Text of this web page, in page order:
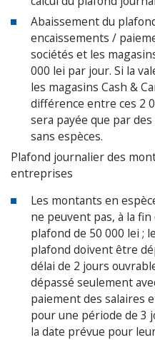
Abaissement du
encaissements /
sociétés et les
000 lei par jour. Si la
les magasins Cash &
différence entre ces 2
sera payée que par
sans espèces.
Plafond journalier des
entreprises
Les montants en
ne peuvent pas, à la
plafond de 50 000 lei ;
plafond doivent être
délai de 2 jours
dépassé seulement
paiement des salaires
pour une période de 3
la date prévue pour